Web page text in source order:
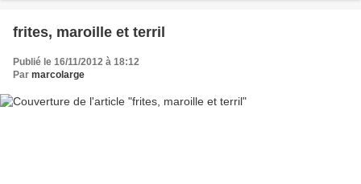
frites, maroille et terril
Publié le 16/11/2012 à 18:12
Par marcolarge